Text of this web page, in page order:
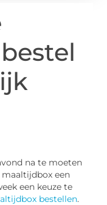
na te moeten
maaltijdbox een
een keuze te
bestellen.